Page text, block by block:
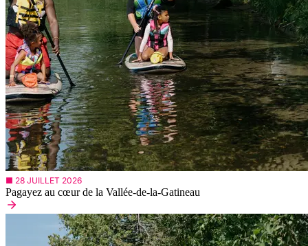
■ 28 JUILLET 2026
Pagayez au cœur de la Vallée-de-la-Gatineau